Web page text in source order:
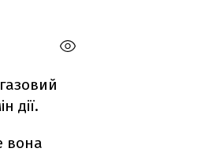
дії.
вона